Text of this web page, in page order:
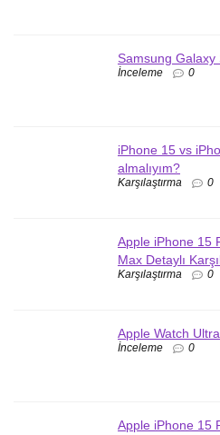
Samsung Galaxy
İnceleme 0
iPhone 15 vs
almalıyım?
Karşılaştırma 0
Apple iPhone 15
Max Detaylı
Karşılaştırma 0
Apple Watch
İnceleme 0
Apple iPhone 15